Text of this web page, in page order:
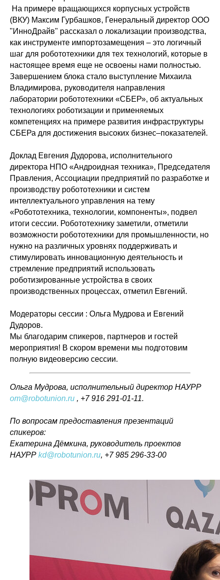
На примере вращающихся корпусных устройств
(ВКУ) Максим Гурбашков, Генеральный директор ООО
"ИнноДрайв" рассказал о локализации производства,
как инструменте импортозамещения – это логичный
шаг для робототехники для тех технологий, которые в
настоящее время еще не освоены нами полностью.
Завершением блока стало выступление Михаила
Владимирова, руководителя направления
лаборатории робототехники «СБЕР», об актуальных
технологиях роботизации и применяемых
компетенциях на примере развития инфраструктуры
СБЕРа для достижения высоких бизнес–показателей.
Доклад Евгения Дудорова, исполнительного
директора НПО «Андроидная техника», Председателя
Правления, Ассоциации предприятий по разработке и
производству робототехники и систем
интеллектуального управления на тему
«Робототехника, технологии, компоненты», подвел
итоги сессии. Робототехнику заметили, отметили
возможности робототехники для промышленности, но
нужно на различных уровнях поддерживать и
стимулировать инновационную деятельность и
стремление предприятий использовать
роботизированные устройства в своих
производственных процессах, отметил Евгений.
Модераторы сессии : Ольга Мудрова и Евгений
Дудоров.
Мы благодарим спикеров, партнеров и гостей
мероприятия! В скором времени мы подготовим
полную видеоверсию сессии.
Ольга Мудрова, исполнительный директор НАУРР
om@robotunion.ru , +7 916 291-01-11.
По вопросам предоставления презентаций
спикеров:
Екатерина Дёмкина, руководитель проектов
НАУРР kd@robotunion.ru, +7 985 296-33-00